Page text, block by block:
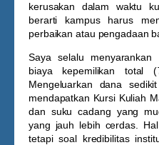
kerusakan dalam waktu
berarti kampus harus
perbaikan atau pengadaan
Saya selalu
biaya kepemilikan total (
Mengeluarkan dana
mendapatkan Kursi Kuliah
dan suku cadang yang
yang jauh lebih cerdas.
tetapi soal kredibilitas